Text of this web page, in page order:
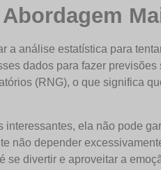
a análise estatística para
dados para fazer
(RNG), o que significa
ela não pode
não depender
se divertir e aproveitar a